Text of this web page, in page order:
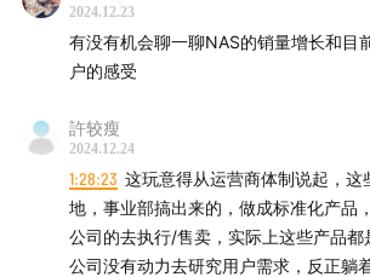
联系我们
津津乐道播客官网
hi@dao.fm |
本节目由「 声湃 WavPub」提供内容托
2024.12.23
有没有机会聊一聊NAS的销量增长和目
户的感受
許较瘦
2024.12.24
1:28:23 这玩意得从运营商体制说起，这
地，事业部搞出来的，做成标准化产品
公司的去执行/售卖，实际上这些产品
公司没有动力去研究用户需求，反正躺